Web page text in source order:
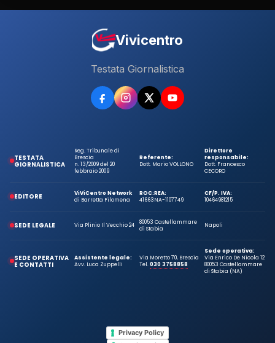
Vivicentro
Testata Giornalistica
TESTATA
GIORNALISTICA
Reg. Tribunale di
Brescia
n. 13/2009 del 20
febbraio 2009
Referente:
Dott. Mario VOLLONO
Direttore
responsabile:
Dott. Francesco
CECORO
EDITORE
ViViCentro Network
di Barretta Filomena
ROC:
41663
REA:
NA-1107749
CF/P. IVA:
10464981215
SEDE LEGALE Via Plinio Il Vecchio 24
80053 Castellammare
di Stabia
Napoli
SEDE OPERATIVA
E CONTATTI
Assistente legale:
Avv. Luca Zuppelli
Via Moretto 70, Brescia
Tel.030 3758858
Sede operativa:
Via Enrico De Nicola 12
80053 Castellammare
di Stabia (NA)
Privacy Policy